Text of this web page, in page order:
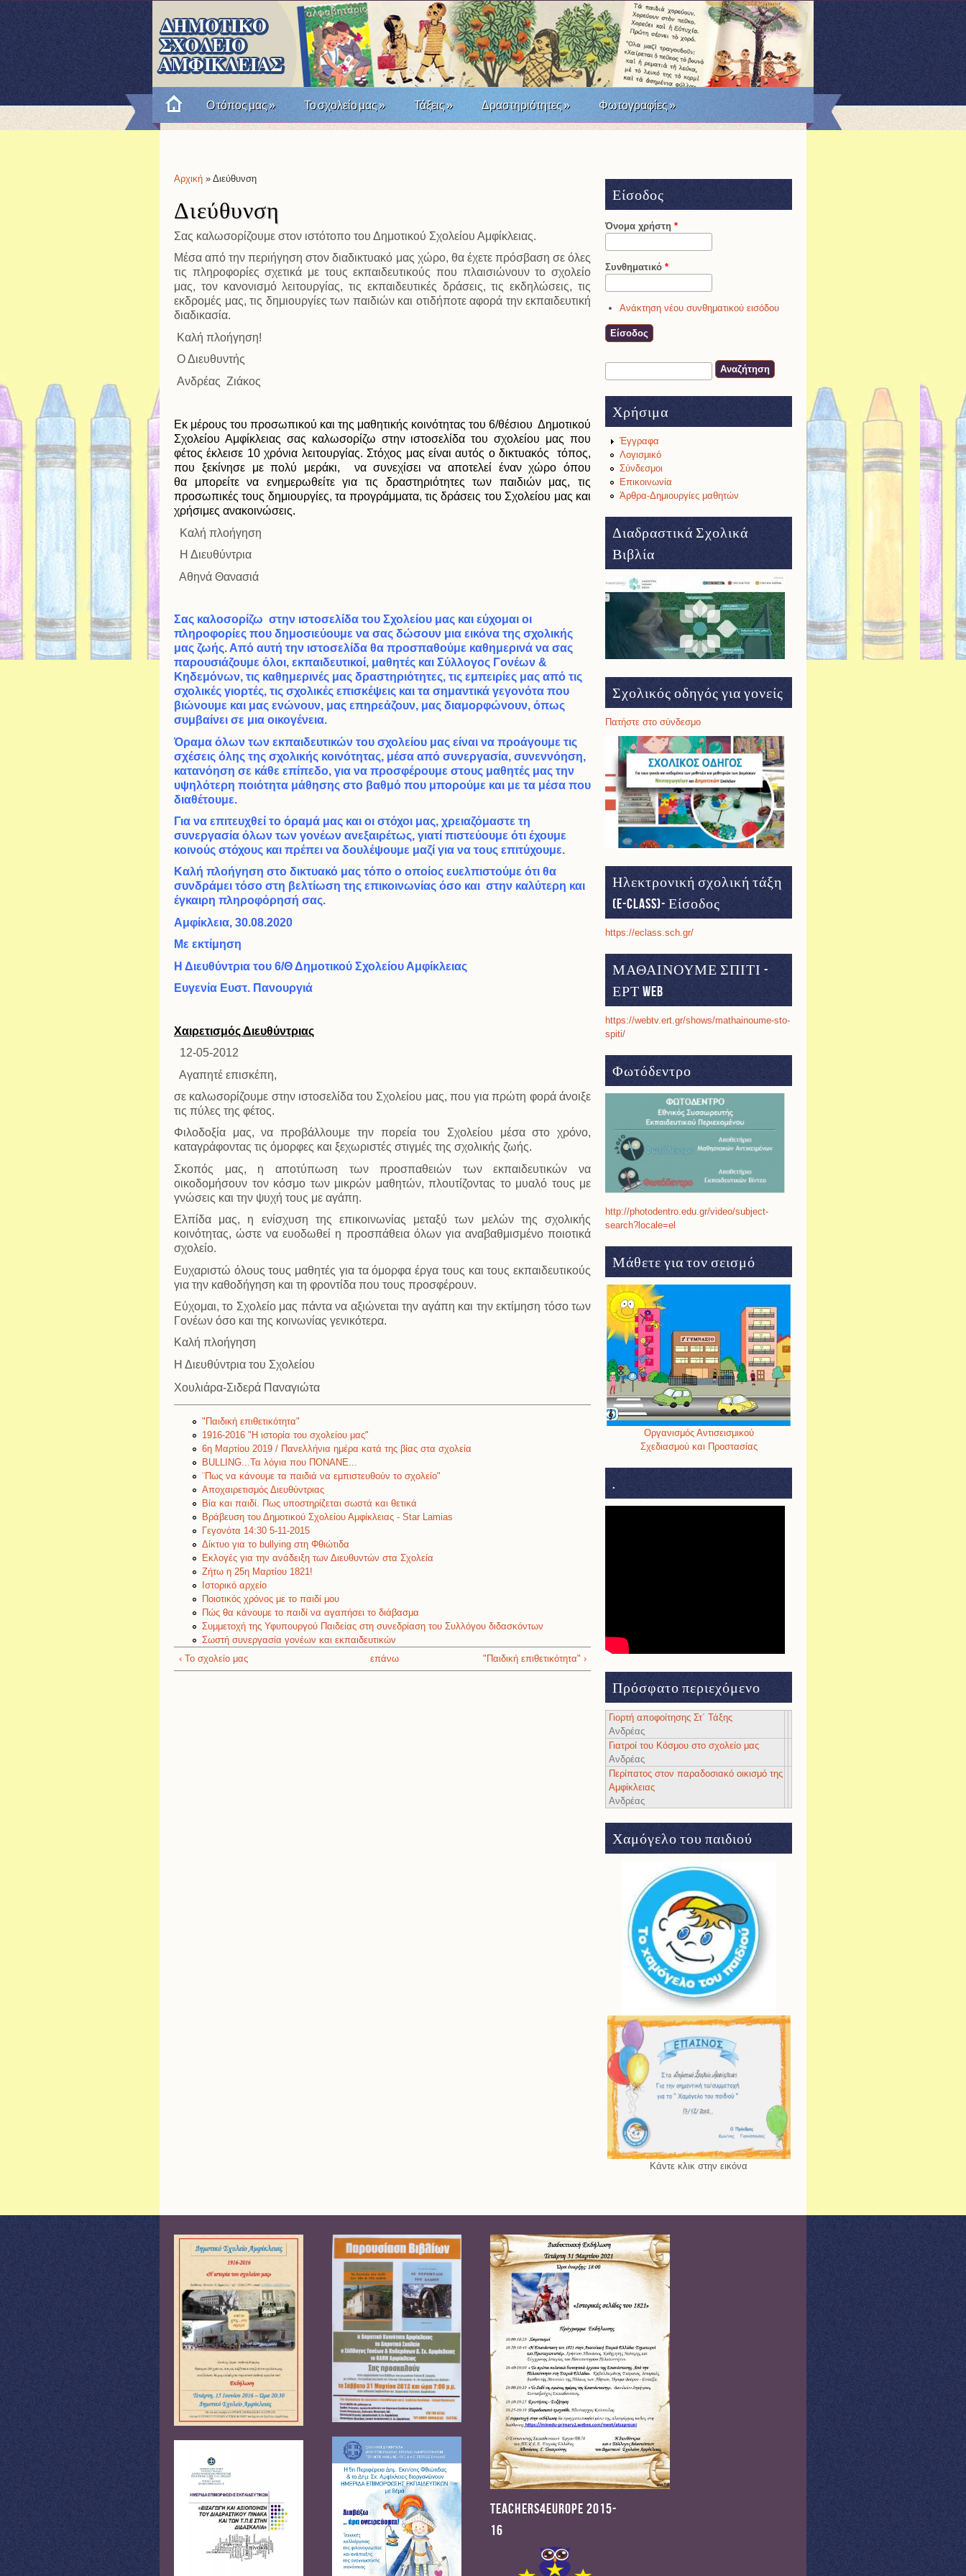
RSS Facebook Twitter
Ο τόπος μας» Το σχολείο μας» Τάξεις» Δραστηριότητες» Φωτογραφίες»
Είστε εδώ
Αρχική » Διεύθυνση
Διεύθυνση
Σας καλωσορίζουμε στον ιστότοπο του Δημοτικού Σχολείου Αμφίκλειας.
Μέσα από την περιήγηση στον διαδικτυακό μας χώρο, θα έχετε πρόσβαση σε όλες
τις πληροφορίες σχετικά με τους εκπαιδευτικούς που πλαισιώνουν το σχολείο
μας, τον κανονισμό λειτουργίας, τις εκπαιδευτικές δράσεις, τις εκδηλώσεις, τις
εκδρομές μας, τις δημιουργίες των παιδιών και οτιδήποτε αφορά την εκπαιδευτική
διαδικασία.
Καλή πλοήγηση!
Ο Διευθυντής
Ανδρέας Ζιάκος
Εκ μέρους του προσωπικού και της μαθητικής κοινότητας του 6/θέσιου Δημοτικού
Σχολείου Αμφίκλειας σας καλωσορίζω στην ιστοσελίδα του σχολείου μας που
φέτος έκλεισε 10 χρόνια λειτουργίας. Στόχος μας είναι αυτός ο δικτυακός τόπος,
που ξεκίνησε με πολύ μεράκι, να συνεχίσει να αποτελεί έναν χώρο όπου
θα μπορείτε να ενημερωθείτε για τις δραστηριότητες των παιδιών μας, τις
προσωπικές τους δημιουργίες, τα προγράμματα, τις δράσεις του Σχολείου μας και
χρήσιμες ανακοινώσεις.
Καλή πλοήγηση
Η Διευθύντρια
Αθηνά Θανασιά
Σας καλοσορίζω στην ιστοσελίδα του Σχολείου μας και εύχομαι οι
πληροφορίες που δημοσιεύουμε να σας δώσουν μια εικόνα της σχολικής
μας ζωής. Από αυτή την ιστοσελίδα θα προσπαθούμε καθημερινά να σας
παρουσιάζουμε όλοι, εκπαιδευτικοί, μαθητές και Σύλλογος Γονέων &
Κηδεμόνων, τις καθημερινές μας δραστηριότητες, τις εμπειρίες μας από τις
σχολικές γιορτές, τις σχολικές επισκέψεις και τα σημαντικά γεγονότα που
βιώνουμε και μας ενώνουν, μας επηρεάζουν, μας διαμορφώνουν, όπως
συμβαίνει σε μια οικογένεια.
Όραμα όλων των εκπαιδευτικών του σχολείου μας είναι να προάγουμε τις
σχέσεις όλης της σχολικής κοινότητας, μέσα από συνεργασία, συνεννόηση,
κατανόηση σε κάθε επίπεδο, για να προσφέρουμε στους μαθητές μας την
υψηλότερη ποιότητα μάθησης στο βαθμό που μπορούμε και με τα μέσα που
διαθέτουμε.
Για να επιτευχθεί το όραμά μας και οι στόχοι μας, χρειαζόμαστε τη
συνεργασία όλων των γονέων ανεξαιρέτως, γιατί πιστεύουμε ότι έχουμε
κοινούς στόχους και πρέπει να δουλέψουμε μαζί για να τους επιτύχουμε.
Καλή πλοήγηση στο δικτυακό μας τόπο ο οποίος ευελπιστούμε ότι θα
συνδράμει τόσο στη βελτίωση της επικοινωνίας όσο και στην καλύτερη και
έγκαιρη πληροφόρησή σας.
Αμφίκλεια, 30.08.2020
Με εκτίμηση
Η Διευθύντρια του 6/Θ Δημοτικού Σχολείου Αμφίκλειας
Ευγενία Ευστ. Πανουργιά
Χαιρετισμός Διευθύντριας
12-05-2012
Αγαπητέ επισκέπη,
σε καλωσορίζουμε στην ιστοσελίδα του Σχολείου μας, που για πρώτη φορά άνοιξε
τις πύλες της φέτος.
Φιλοδοξία μας, να προβάλλουμε την πορεία του Σχολείου μέσα στο χρόνο,
καταγράφοντας τις όμορφες και ξεχωριστές στιγμές της σχολικής ζωής.
Σκοπός μας, η αποτύπωση των προσπαθειών των εκπαιδευτικών να
οικοδομήσουν τον κόσμο των μικρών μαθητών, πλουτίζοντας το μυαλό τους με
γνώσεις και την ψυχή τους με αγάπη.
Ελπίδα μας, η ενίσχυση της επικοινωνίας μεταξύ των μελών της σχολικής
κοινότητας, ώστε να ευοδωθεί η προσπάθεια όλων για αναβαθμισμένο ποιοτικά
σχολείο.
Ευχαριστώ όλους τους μαθητές για τα όμορφα έργα τους και τους εκπαιδευτικούς
για την καθοδήγηση και τη φροντίδα που τους προσφέρουν.
Εύχομαι, το Σχολείο μας πάντα να αξιώνεται την αγάπη και την εκτίμηση τόσο των
Γονέων όσο και της κοινωνίας γενικότερα.
Καλή πλοήγηση
Η Διευθύντρια του Σχολείου
Χουλιάρα-Σιδερά Παναγιώτα
"Παιδική επιθετικότητα"
1916-2016 "Η ιστορία του σχολείου μας"
6η Μαρτίου 2019 / Πανελλήνια ημέρα κατά της βίας στα σχολεία
BULLING...Τα λόγια που ΠΟΝΑΝΕ...
¨Πως να κάνουμε τα παιδιά να εμπιστευθούν το σχολείο"
Αποχαιρετισμός Διευθύντριας
Βία και παιδί. Πως υποστηρίζεται σωστά και θετικά
Βράβευση του Δημοτικού Σχολείου Αμφίκλειας - Star Lamias
Γεγονότα 14:30 5-11-2015
Δίκτυο για το bullying στη Φθιώτιδα
Εκλογές για την ανάδειξη των Διευθυντών στα Σχολεία
Ζήτω η 25η Μαρτίου 1821!
Ιστορικό αρχείο
Ποιοτικός χρόνος με το παιδί μου
Πώς θα κάνουμε το παιδί να αγαπήσει το διάβασμα
Συμμετοχή της Υφυπουργού Παιδείας στη συνεδρίαση του Συλλόγου διδασκόντων
Σωστή συνεργασία γονέων και εκπαιδευτικών
‹ Το σχολείο μας
επάνω "Παιδική επιθετικότητα" ›
Είσοδος
Όνομα χρήστη *
Συνθηματικό *
Ανάκτηση νέου συνθηματικού εισόδου
Φόρμα αναζήτησης
Αναζήτηση
Χρήσιμα
Έγγραφα
Λογισμικό
Σύνδεσμοι
Επικοινωνία
Άρθρα-Δημιουργίες μαθητών
Διαδραστικά Σχολικά
Βιβλία
Σχολικός οδηγός για γονείς
Πατήστε στο σύνδεσμο
Ηλεκτρονική σχολική τάξη
(e-class)- Είσοδος
https://eclass.sch.gr/
ΜΑΘΑΙΝΟΥΜΕ ΣΠΙΤΙ -
ΕΡΤ web
https://webtv.ert.gr/shows/mathainoume-sto-
spiti/
Φωτόδεντρο
http://photodentro.edu.gr/video/subject-
search?locale=el
Μάθετε για τον σεισμό
Οργανισμός Αντισεισμικού
Σχεδιασμού και Προστασίας
.
Πρόσφατο περιεχόμενο
Γιορτή αποφοίτησης Στ΄ Τάξης
Ανδρέας
Γιατροί του Κόσμου στο σχολείο μας
Ανδρέας
Περίπατος στον παραδοσιακό οικισμό της
Αμφίκλειας
Ανδρέας
Χαμόγελο του παιδιού
Κάντε κλικ στην εικόνα
Teachers4Europe 2015-
16